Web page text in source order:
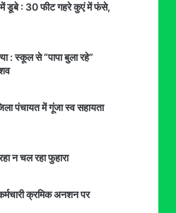
में डूबे : 30 फीट गहरे कुएं में फंसे,
: स्कूल से “पापा बुला रहे”
पंचायत में गूंजा स्व सहायता
न चल रहा फुहारा
क्रमिक अनशन पर